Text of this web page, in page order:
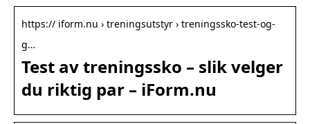
https:// iform.nu › treningsutstyr › treningssko-test-og-
g…
Test av treningssko – slik velger
du riktig par – iForm.nu